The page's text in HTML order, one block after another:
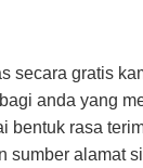
secara gratis
anda yang
bentuk rasa
sumber alamat